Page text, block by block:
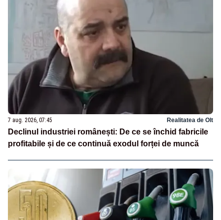
7 aug. 2026, 07:45 Realitatea de Olt
Declinul industriei românești: De ce se închid fabricile
profitabile și de ce continuă exodul forței de muncă